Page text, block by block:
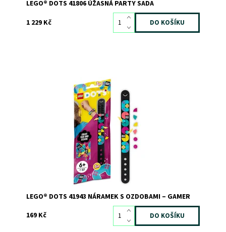
LEGO® DOTS 41806 ÚŽASNÁ PARTY SADA
1 229 Kč
Sada na výrobu náramků přináší neomezené možnosti
navrhování v retro stylu
Skladem1
9579
LEGO
LEGO® DOTS 41943 NÁRAMEK S OZDOBAMI – GAMER
169 Kč